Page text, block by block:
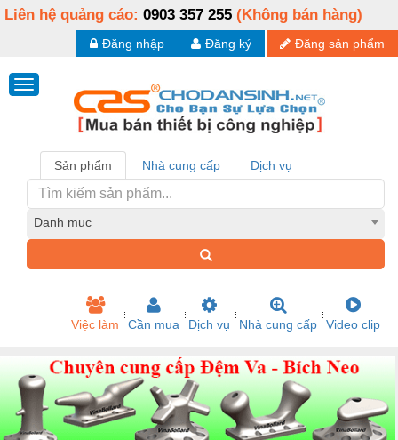
Liên hệ quảng cáo: 0903 357 255 (Không bán hàng)
Đăng sản phẩm
Đăng ký
Đăng nhập
Sản phẩm Nhà cung cấp Dịch vụ
Danh mục
Việc làm Cần mua Dịch vụ Nhà cung cấp Video clip